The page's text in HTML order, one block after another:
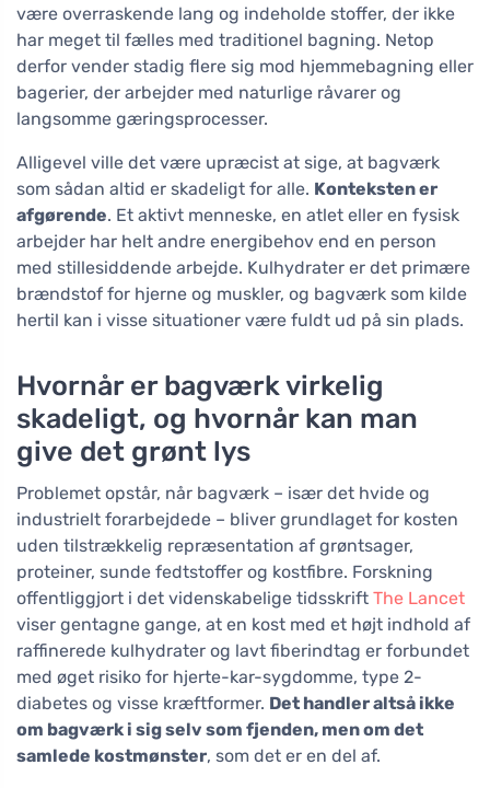
være overraskende lang og indeholde stoffer, der ikke
har meget til fælles med traditionel bagning. Netop
derfor vender stadig flere sig mod hjemmebagning eller
bagerier, der arbejder med naturlige råvarer og
langsomme gæringsprocesser.
Alligevel ville det være upræcist at sige, at bagværk
som sådan altid er skadeligt for alle. Konteksten er
afgørende. Et aktivt menneske, en atlet eller en fysisk
arbejder har helt andre energibehov end en person
med stillesiddende arbejde. Kulhydrater er det primære
brændstof for hjerne og muskler, og bagværk som kilde
hertil kan i visse situationer være fuldt ud på sin plads.
Hvornår er bagværk virkelig
skadeligt, og hvornår kan man
give det grønt lys
Problemet opstår, når bagværk – især det hvide og
industrielt forarbejdede – bliver grundlaget for kosten
uden tilstrækkelig repræsentation af grøntsager,
proteiner, sunde fedtstoffer og kostfibre. Forskning
offentliggjort i det videnskabelige tidsskrift The Lancet
viser gentagne gange, at en kost med et højt indhold af
raffinerede kulhydrater og lavt fiberindtag er forbundet
med øget risiko for hjerte-kar-sygdomme, type 2-
diabetes og visse kræftformer. Det handler altså ikke
om bagværk i sig selv som fjenden, men om det
samlede kostmønster, som det er en del af.